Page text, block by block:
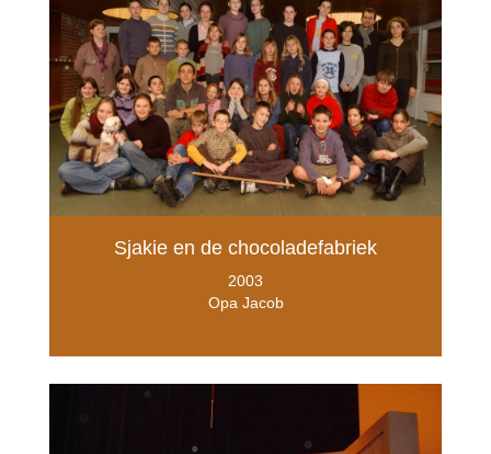
Sjakie en de chocoladefabriek
2003
Opa Jacob